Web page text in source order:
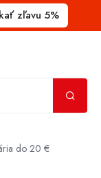
zľavu 5%
do 20 €